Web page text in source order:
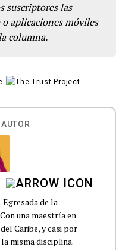
suscriptores las
aplicaciones móviles
columna.
de la
una maestría en
Caribe, y casi por
misma disciplina.